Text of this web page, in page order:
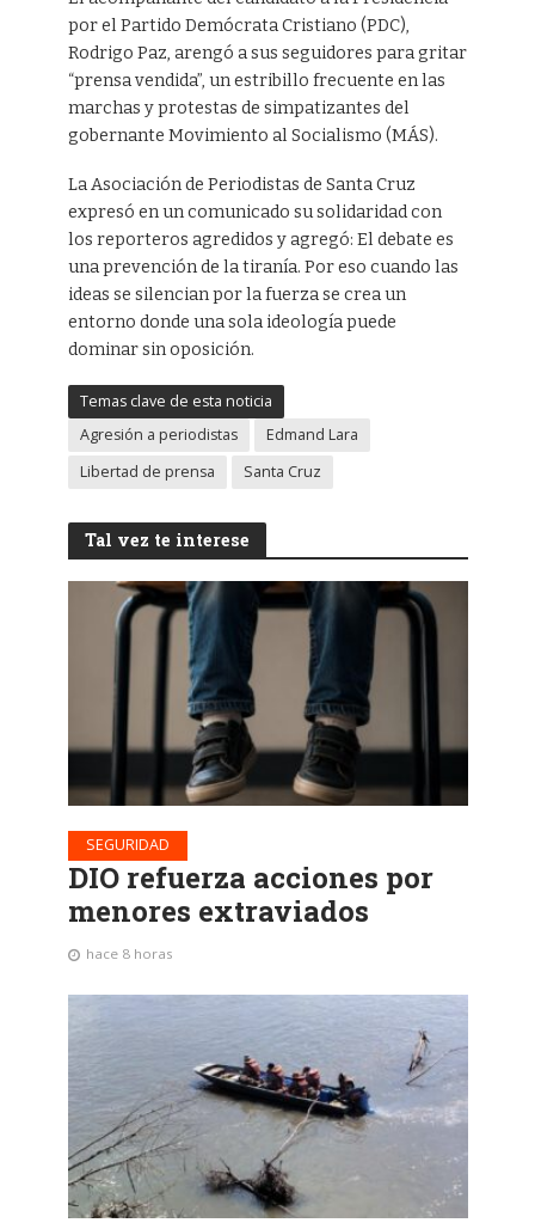
por el Partido Demócrata Cristiano (PDC),
Rodrigo Paz, arengó a sus seguidores para gritar
“prensa vendida”, un estribillo frecuente en las
marchas y protestas de simpatizantes del
gobernante Movimiento al Socialismo (MÁS).
La Asociación de Periodistas de Santa Cruz
expresó en un comunicado su solidaridad con
los reporteros agredidos y agregó: El debate es
una prevención de la tiranía. Por eso cuando las
ideas se silencian por la fuerza se crea un
entorno donde una sola ideología puede
dominar sin oposición.
Temas clave de esta noticia
Agresión a periodistas
Edmand Lara
Libertad de prensa
Santa Cruz
Tal vez te interese
SEGURIDAD
DIO refuerza acciones por
menores extraviados
hace 8 horas